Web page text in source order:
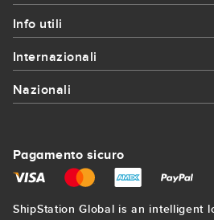
Chi siamo
Iscrizione
Info utili
Info utili
Coupon e promozioni
Spedizioni per imprese
Internazionali
Internazionali
Spedizioni in Francia
Spedizioni in Germania
Nazionali
Corrieri Bologna
Pagamento sicuro
ShipStation Global is an intelligent